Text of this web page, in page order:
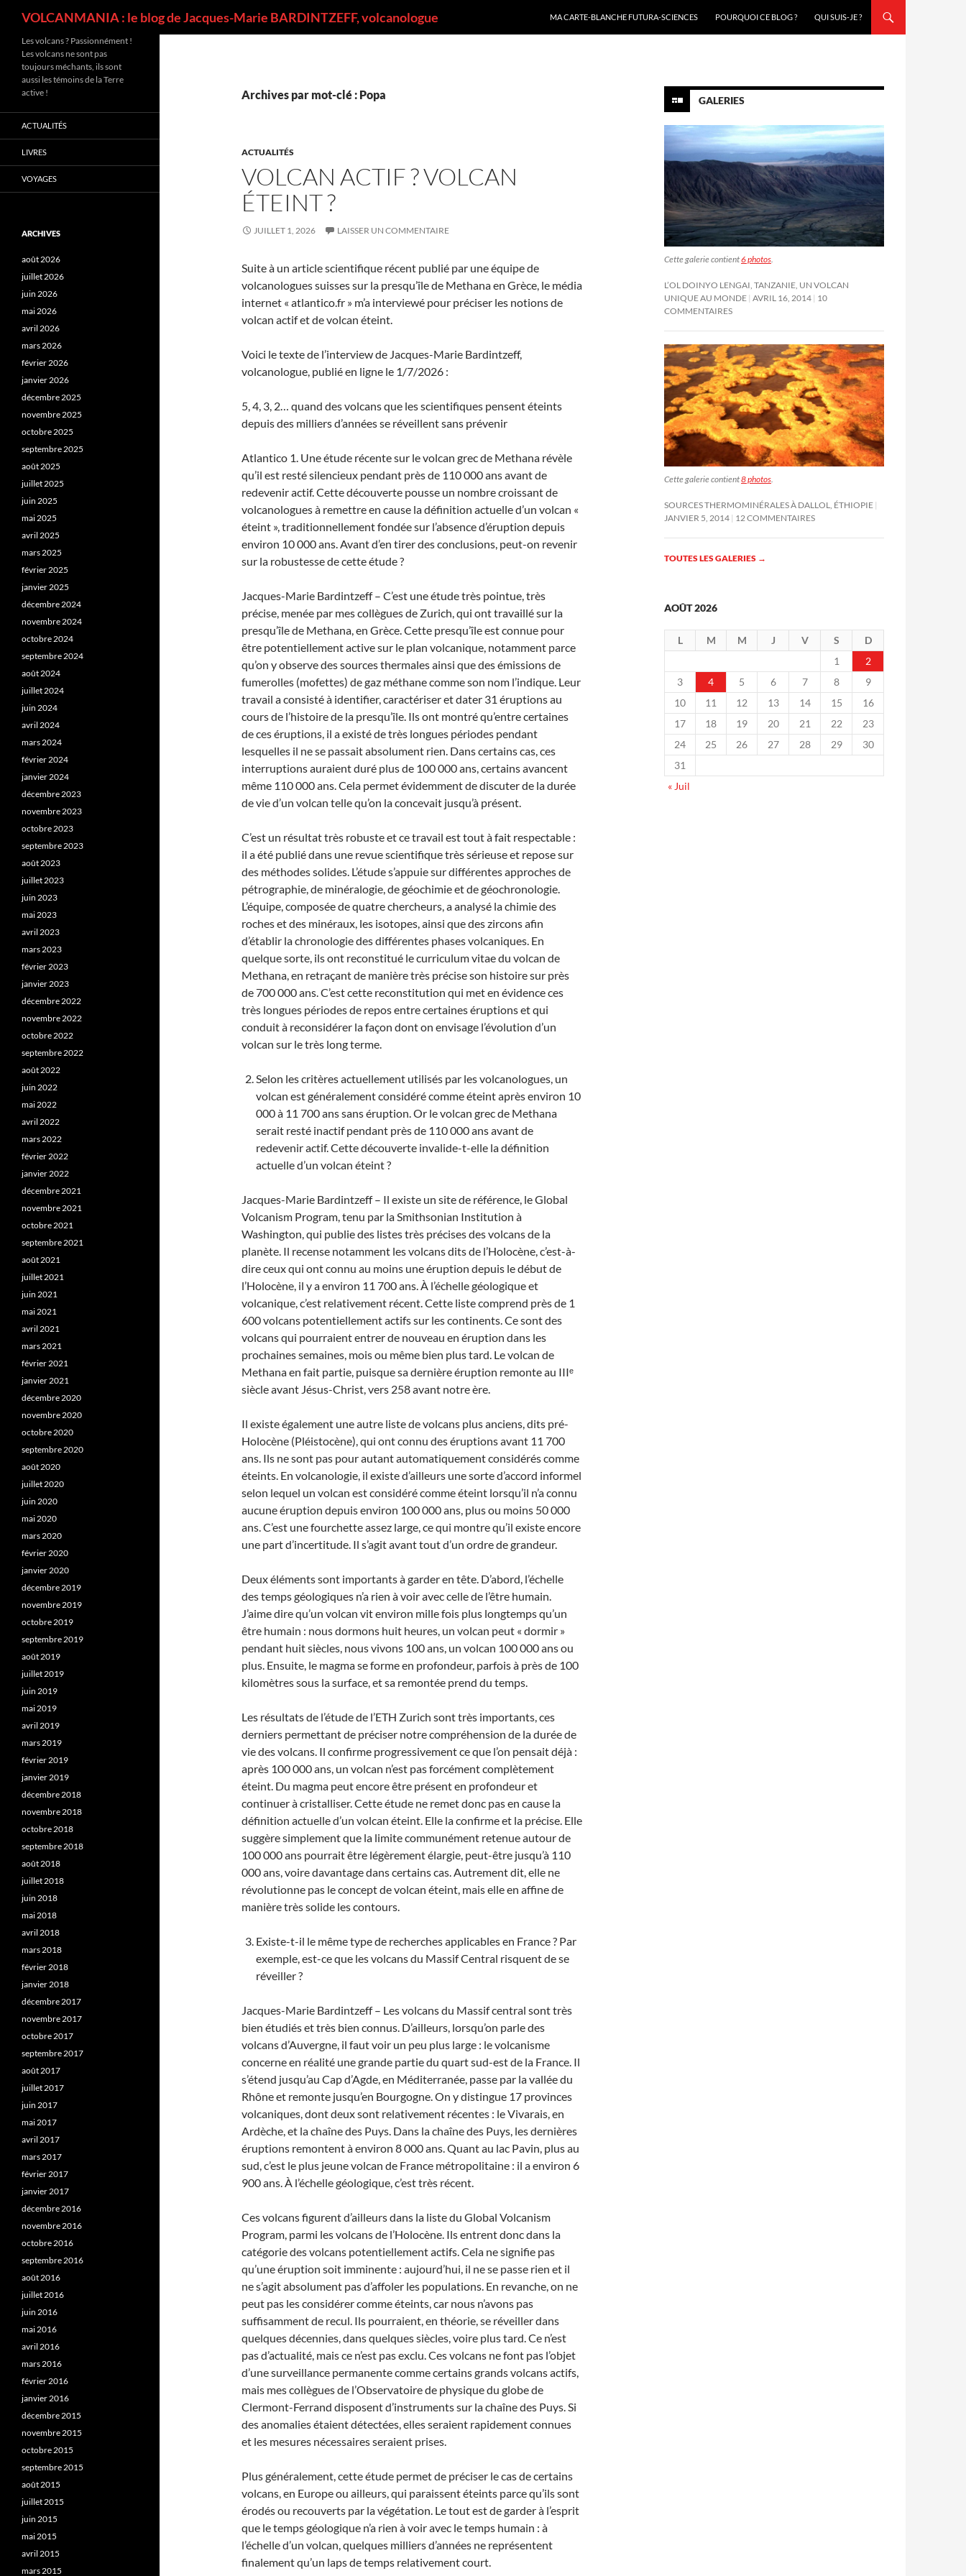
VOLCANMANIA : le blog de Jacques-Marie BARDINTZEFF, volcanologue
MA CARTE-BLANCHE FUTURA-SCIENCES
POURQUOI CE BLOG ? QUI SUIS-JE ?
Archives par mot-clé : Popa
ACTUALITÉS
VOLCAN ACTIF ? VOLCAN
ÉTEINT ?
JUILLET 1, 2026 LAISSER UN COMMENTAIRE
Suite à un article scientifique récent publié par une équipe de
volcanologues suisses sur la presqu’île de Methana en Grèce, le média
internet « atlantico.fr » m’a interviewé pour préciser les notions de
volcan actif et de volcan éteint.
Voici le texte de l’interview de Jacques-Marie Bardintzeff,
volcanologue, publié en ligne le 1/7/2026 :
5, 4, 3, 2… quand des volcans que les scientifiques pensent éteints
depuis des milliers d’années se réveillent sans prévenir
Atlantico 1. Une étude récente sur le volcan grec de Methana révèle
qu’il est resté silencieux pendant près de 110 000 ans avant de
redevenir actif. Cette découverte pousse un nombre croissant de
volcanologues à remettre en cause la définition actuelle d’un volcan «
éteint », traditionnellement fondée sur l’absence d’éruption depuis
environ 10 000 ans. Avant d’en tirer des conclusions, peut-on revenir
sur la robustesse de cette étude ?
Jacques-Marie Bardintzeff – C’est une étude très pointue, très
précise, menée par mes collègues de Zurich, qui ont travaillé sur la
presqu’île de Methana, en Grèce. Cette presqu’île est connue pour
être potentiellement active sur le plan volcanique, notamment parce
qu’on y observe des sources thermales ainsi que des émissions de
fumerolles (mofettes) de gaz méthane comme son nom l’indique. Leur
travail a consisté à identifier, caractériser et dater 31 éruptions au
cours de l’histoire de la presqu’île. Ils ont montré qu’entre certaines
de ces éruptions, il a existé de très longues périodes pendant
lesquelles il ne se passait absolument rien. Dans certains cas, ces
interruptions auraient duré plus de 100 000 ans, certains avancent
même 110 000 ans. Cela permet évidemment de discuter de la durée
de vie d’un volcan telle qu’on la concevait jusqu’à présent.
C’est un résultat très robuste et ce travail est tout à fait respectable :
il a été publié dans une revue scientifique très sérieuse et repose sur
des méthodes solides. L’étude s’appuie sur différentes approches de
pétrographie, de minéralogie, de géochimie et de géochronologie.
L’équipe, composée de quatre chercheurs, a analysé la chimie des
roches et des minéraux, les isotopes, ainsi que des zircons afin
d’établir la chronologie des différentes phases volcaniques. En
quelque sorte, ils ont reconstitué le curriculum vitae du volcan de
Methana, en retraçant de manière très précise son histoire sur près
de 700 000 ans. C’est cette reconstitution qui met en évidence ces
très longues périodes de repos entre certaines éruptions et qui
conduit à reconsidérer la façon dont on envisage l’évolution d’un
volcan sur le très long terme.
Selon les critères actuellement utilisés par les volcanologues, un
volcan est généralement considéré comme éteint après environ 10
000 à 11 700 ans sans éruption. Or le volcan grec de Methana
serait resté inactif pendant près de 110 000 ans avant de
redevenir actif. Cette découverte invalide-t-elle la définition
actuelle d’un volcan éteint ?
Jacques-Marie Bardintzeff – Il existe un site de référence, le Global
Volcanism Program, tenu par la Smithsonian Institution à
Washington, qui publie des listes très précises des volcans de la
planète. Il recense notamment les volcans dits de l’Holocène, c’est-à-
dire ceux qui ont connu au moins une éruption depuis le début de
l’Holocène, il y a environ 11 700 ans. À l’échelle géologique et
volcanique, c’est relativement récent. Cette liste comprend près de 1
600 volcans potentiellement actifs sur les continents. Ce sont des
volcans qui pourraient entrer de nouveau en éruption dans les
prochaines semaines, mois ou même bien plus tard. Le volcan de
Methana en fait partie, puisque sa dernière éruption remonte au IIIᵉ
siècle avant Jésus-Christ, vers 258 avant notre ère.
Il existe également une autre liste de volcans plus anciens, dits pré-
Holocène (Pléistocène), qui ont connu des éruptions avant 11 700
ans. Ils ne sont pas pour autant automatiquement considérés comme
éteints. En volcanologie, il existe d’ailleurs une sorte d’accord informel
selon lequel un volcan est considéré comme éteint lorsqu’il n’a connu
aucune éruption depuis environ 100 000 ans, plus ou moins 50 000
ans. C’est une fourchette assez large, ce qui montre qu’il existe encore
une part d’incertitude. Il s’agit avant tout d’un ordre de grandeur.
Deux éléments sont importants à garder en tête. D’abord, l’échelle
des temps géologiques n’a rien à voir avec celle de l’être humain.
J’aime dire qu’un volcan vit environ mille fois plus longtemps qu’un
être humain : nous dormons huit heures, un volcan peut « dormir »
pendant huit siècles, nous vivons 100 ans, un volcan 100 000 ans ou
plus. Ensuite, le magma se forme en profondeur, parfois à près de 100
kilomètres sous la surface, et sa remontée prend du temps.
Les résultats de l’étude de l’ETH Zurich sont très importants, ces
derniers permettant de préciser notre compréhension de la durée de
vie des volcans. Il confirme progressivement ce que l’on pensait déjà :
après 100 000 ans, un volcan n’est pas forcément complètement
éteint. Du magma peut encore être présent en profondeur et
continuer à cristalliser. Cette étude ne remet donc pas en cause la
définition actuelle d’un volcan éteint. Elle la confirme et la précise. Elle
suggère simplement que la limite communément retenue autour de
100 000 ans pourrait être légèrement élargie, peut-être jusqu’à 110
000 ans, voire davantage dans certains cas. Autrement dit, elle ne
révolutionne pas le concept de volcan éteint, mais elle en affine de
manière très solide les contours.
Existe-t-il le même type de recherches applicables en France ? Par
exemple, est-ce que les volcans du Massif Central risquent de se
réveiller ?
Jacques-Marie Bardintzeff – Les volcans du Massif central sont très
bien étudiés et très bien connus. D’ailleurs, lorsqu’on parle des
volcans d’Auvergne, il faut voir un peu plus large : le volcanisme
concerne en réalité une grande partie du quart sud-est de la France. Il
s’étend jusqu’au Cap d’Agde, en Méditerranée, passe par la vallée du
Rhône et remonte jusqu’en Bourgogne. On y distingue 17 provinces
volcaniques, dont deux sont relativement récentes : le Vivarais, en
Ardèche, et la chaîne des Puys. Dans la chaîne des Puys, les dernières
éruptions remontent à environ 8 000 ans. Quant au lac Pavin, plus au
sud, c’est le plus jeune volcan de France métropolitaine : il a environ 6
900 ans. À l’échelle géologique, c’est très récent.
Ces volcans figurent d’ailleurs dans la liste du Global Volcanism
Program, parmi les volcans de l’Holocène. Ils entrent donc dans la
catégorie des volcans potentiellement actifs. Cela ne signifie pas
qu’une éruption soit imminente : aujourd’hui, il ne se passe rien et il
ne s’agit absolument pas d’affoler les populations. En revanche, on ne
peut pas les considérer comme éteints, car nous n’avons pas
suffisamment de recul. Ils pourraient, en théorie, se réveiller dans
quelques décennies, dans quelques siècles, voire plus tard. Ce n’est
pas d’actualité, mais ce n’est pas exclu. Ces volcans ne font pas l’objet
d’une surveillance permanente comme certains grands volcans actifs,
mais mes collègues de l’Observatoire de physique du globe de
Clermont-Ferrand disposent d’instruments sur la chaîne des Puys. Si
des anomalies étaient détectées, elles seraient rapidement connues
et les mesures nécessaires seraient prises.
Plus généralement, cette étude permet de préciser le cas de certains
volcans, en Europe ou ailleurs, qui paraissent éteints parce qu’ils sont
érodés ou recouverts par la végétation. Le tout est de garder à l’esprit
que le temps géologique n’a rien à voir avec le temps humain : à
l’échelle d’un volcan, quelques milliers d’années ne représentent
finalement qu’un laps de temps relativement court.
GALERIES
Cette galerie contient6 photos.
L’OL DOINYO LENGAI, TANZANIE, UN VOLCAN
UNIQUE AU MONDE AVRIL 16, 2014 10
COMMENTAIRES
Cette galerie contient8 photos
SOURCES THERMOMINÉRALES À DALLOL, ÉTHIOPIE
JANVIER 5, 2014 12 COMMENTAIRES
TOUTES LES GALERIES →
AOÛT 2026
L M M J V S
D
1
2
3
4 5 6 7 8
9
10
11 12 13 14 15
16
17
18 19 20 21 22
23
24
25 26 27 28 29
30
31
« Juil
Les volcans ? Passionnément !
Les volcans ne sont pas
toujours méchants, ils sont
aussi les témoins de la Terre
active !
ACTUALITÉS
LIVRES
VOYAGES
ARCHIVES
août 2026
juillet 2026
juin 2026
mai 2026
avril 2026
mars 2026
février 2026
janvier 2026
décembre 2025
novembre 2025
octobre 2025
septembre 2025
août 2025
juillet 2025
juin 2025
mai 2025
avril 2025
mars 2025
février 2025
janvier 2025
décembre 2024
novembre 2024
octobre 2024
septembre 2024
août 2024
juillet 2024
juin 2024
avril 2024
mars 2024
février 2024
janvier 2024
décembre 2023
novembre 2023
octobre 2023
septembre 2023
août 2023
juillet 2023
juin 2023
mai 2023
avril 2023
mars 2023
février 2023
janvier 2023
décembre 2022
novembre 2022
octobre 2022
septembre 2022
août 2022
juin 2022
mai 2022
avril 2022
mars 2022
février 2022
janvier 2022
décembre 2021
novembre 2021
octobre 2021
septembre 2021
août 2021
juillet 2021
juin 2021
mai 2021
avril 2021
mars 2021
février 2021
janvier 2021
décembre 2020
novembre 2020
octobre 2020
septembre 2020
août 2020
juillet 2020
juin 2020
mai 2020
mars 2020
février 2020
janvier 2020
décembre 2019
novembre 2019
octobre 2019
septembre 2019
août 2019
juillet 2019
juin 2019
mai 2019
avril 2019
mars 2019
février 2019
janvier 2019
décembre 2018
novembre 2018
octobre 2018
septembre 2018
août 2018
juillet 2018
juin 2018
mai 2018
avril 2018
mars 2018
février 2018
janvier 2018
décembre 2017
novembre 2017
octobre 2017
septembre 2017
août 2017
juillet 2017
juin 2017
mai 2017
avril 2017
mars 2017
février 2017
janvier 2017
décembre 2016
novembre 2016
octobre 2016
septembre 2016
août 2016
juillet 2016
juin 2016
mai 2016
avril 2016
mars 2016
février 2016
janvier 2016
décembre 2015
novembre 2015
octobre 2015
septembre 2015
août 2015
juillet 2015
juin 2015
mai 2015
avril 2015
mars 2015